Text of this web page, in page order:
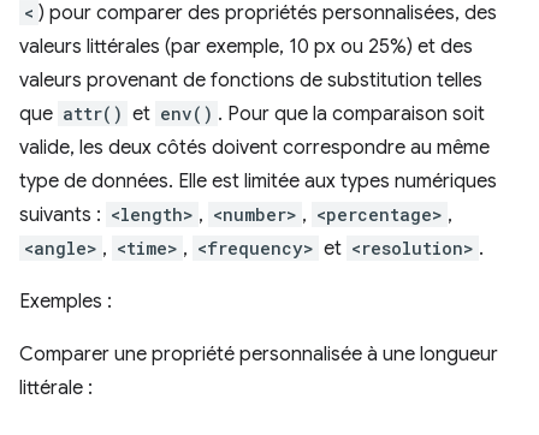
< ) pour comparer des propriétés personnalisées, des
valeurs littérales (par exemple, 10 px ou 25%) et des
valeurs provenant de fonctions de substitution telles
que attr() et env() . Pour que la comparaison soit
valide, les deux côtés doivent correspondre au même
type de données. Elle est limitée aux types numériques
suivants : <length> , <number> , <percentage> ,
<angle> , <time> , <frequency> et <resolution> .
Exemples :
Comparer une propriété personnalisée à une longueur
littérale :